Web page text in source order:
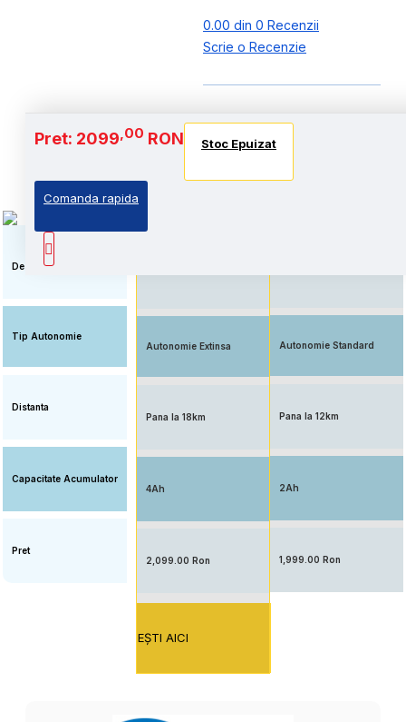
0.00 din 0 Recenzii
Scrie o Recenzie
Pret: 2099,00 RON Stoc Epuizat
Comanda rapida
Baterie si Autonomie
Descriere
Tip Autonomie
Distanta
Capacitate Acumulator
Pret
Stoc Epuizat
Autonomie extinsa, prin
Autonomie Extinsa
Pana la 18km
4Ah
2,099.00 Ron
EŞTI AICI
Stoc Epuizat
Autonomie Standard
Pana la 12km
2Ah
1,999.00 Ron